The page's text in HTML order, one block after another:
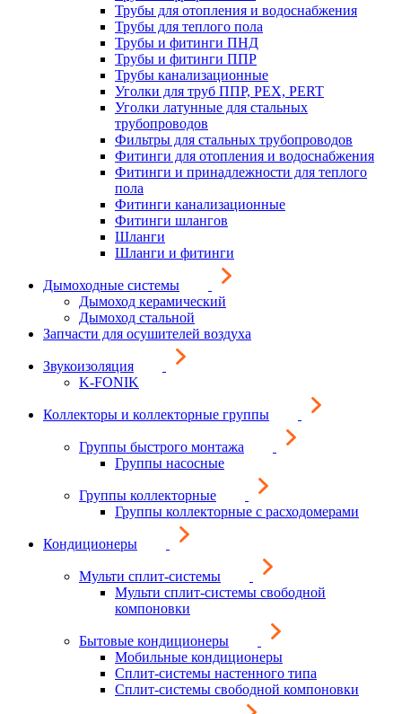
Трубы для отопления и водоснабжения
Трубы для теплого пола
Трубы и фитинги ПНД
Трубы и фитинги ППР
Трубы канализационные
Уголки для труб ППР, PEX, PERT
Уголки латунные для стальных
трубопроводов
Фильтры для стальных трубопроводов
Фитинги для отопления и водоснабжения
Фитинги и принадлежности для теплого
пола
Фитинги канализационные
Фитинги шлангов
Шланги
Шланги и фитинги
Дымоходные системы
Дымоход керамический
Дымоход стальной
Запчасти для осушителей воздуха
Звукоизоляция
K-FONIK
Коллекторы и коллекторные группы
Группы быстрого монтажа
Группы насосные
Группы коллекторные
Группы коллекторные с расходомерами
Кондиционеры
Мульти сплит-системы
Мульти сплит-системы свободной
компоновки
Бытовые кондиционеры
Мобильные кондиционеры
Сплит-системы настенного типа
Сплит-системы свободной компоновки